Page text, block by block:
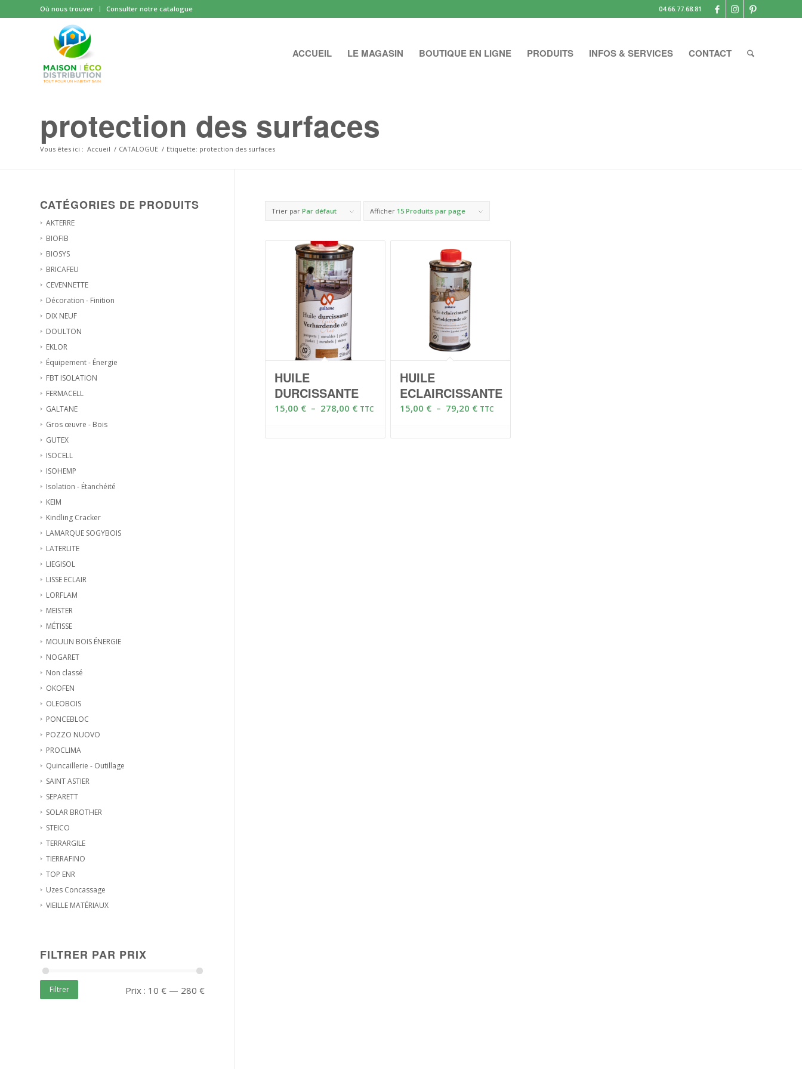
Où nous trouver Consulter notre catalogue 04.66.77.68.81
ACCUEIL LE MAGASIN BOUTIQUE EN LIGNE PRODUITS INFOS & SERVICES CONTACT
protection des surfaces
Vous êtes ici : Accueil / CATALOGUE / Etiquette: protection des surfaces
Trier par Par défaut Afficher 15 Produits par page
HUILE
DURCISSANTE
15,00 € – 278,00 €Plage
TTC
HUILE
ECLAIRCISSANTE
15,00 € – 79,20 €Plage
TTC
CATÉGORIES DE PRODUITS
AKTERRE
BIOFIB
BIOSYS
BRICAFEU
CEVENNETTE
Décoration - Finition
DIX NEUF
DOULTON
EKLOR
Équipement - Énergie
FBT ISOLATION
FERMACELL
GALTANE
Gros œuvre - Bois
GUTEX
ISOCELL
ISOHEMP
Isolation - Étanchéité
KEIM
Kindling Cracker
LAMARQUE SOGYBOIS
LATERLITE
LIEGISOL
LISSE ECLAIR
LORFLAM
MEISTER
MÉTISSE
MOULIN BOIS ÉNERGIE
NOGARET
Non classé
OKOFEN
OLEOBOIS
PONCEBLOC
POZZO NUOVO
PROCLIMA
Quincaillerie - Outillage
SAINT ASTIER
SEPARETT
SOLAR BROTHER
STEICO
TERRARGILE
TIERRAFINO
TOP ENR
Uzes Concassage
VIEILLE MATÉRIAUX
FILTRER PAR PRIX
Filtrer Prix : 10 €— 280 €